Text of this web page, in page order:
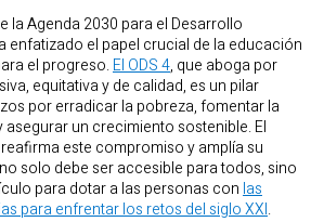
la Agenda 2030 para el Desarrollo
enfatizado el papel crucial de la educación
el progreso.El ODS 4, que aboga por
equitativa y de calidad, es un pilar
por erradicar la pobreza, fomentar la
asegurar un crecimiento sostenible. El
este compromiso y amplía su
solo debe ser accesible para todos, sino
para dotar a las personas con las
para enfrentar los retos del siglo XXI.